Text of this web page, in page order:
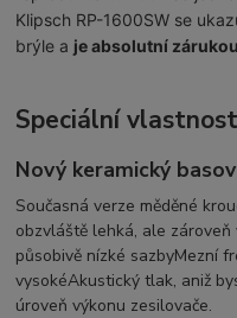
Klipsch RP-1600SW se
brýle a je absolutní
Speciální
Nový keramický
Současná verze měděné
obzvláště lehká, ale
působivě nízké sazbyMezní
vysokéAkustický tlak, aniž
úroveň výkonu zesilovače.